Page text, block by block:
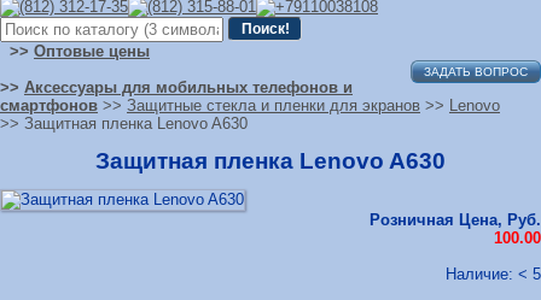
>> Оптовые цены
ЗАДАТЬ ВОПРОС
>> Аксессуары для мобильных телефонов и
смартфонов >> Защитные стекла и пленки для экранов >> Lenovo
>> Защитная пленка Lenovo A630
Защитная пленка Lenovo A630
Розничная Цена, Руб.
100.00
Наличие: < 5